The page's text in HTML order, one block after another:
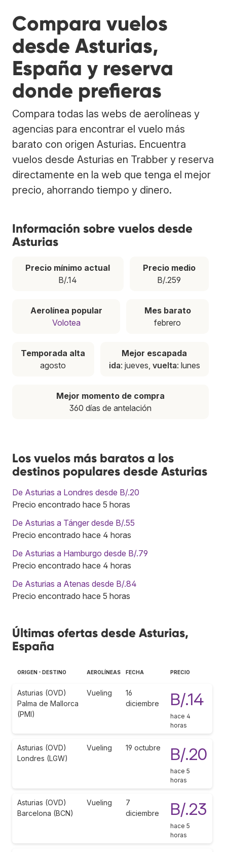
Compara vuelos
desde Asturias,
España y reserva
donde prefieras
Compara todas las webs de aerolíneas y
agencias para encontrar el vuelo más
barato con origen Asturias. Encuentra
vuelos desde Asturias en Trabber y reserva
directamente en la web que tenga el mejor
precio, ahorrando tiempo y dinero.
Información sobre vuelos desde
Asturias
Precio mínimo actual
B/.14
Precio medio
B/.259
Aerolínea popular
Volotea
Mes barato
febrero
Temporada alta
agosto
Mejor escapada
ida: jueves, vuelta: lunes
Mejor momento de compra
360 días de antelación
Los vuelos más baratos a los
destinos populares desde Asturias
De Asturias a Londres desde B/.20
Precio encontrado hace 5 horas
De Asturias a Tánger desde B/.55
Precio encontrado hace 4 horas
De Asturias a Hamburgo desde B/.79
Precio encontrado hace 4 horas
De Asturias a Atenas desde B/.84
Precio encontrado hace 5 horas
Últimas ofertas desde Asturias,
España
ORIGEN - DESTINO AEROLÍNEAS FECHA PRECIO
Asturias (OVD)
Palma de Mallorca
(PMI)
Vueling
16
diciembre
B/.14
hace 4
horas
Asturias (OVD)
Londres (LGW)
Vueling 19 octubre B/.20
hace 5
horas
Asturias (OVD)
Barcelona (BCN)
Vueling
7
diciembre
B/.23
hace 5
horas